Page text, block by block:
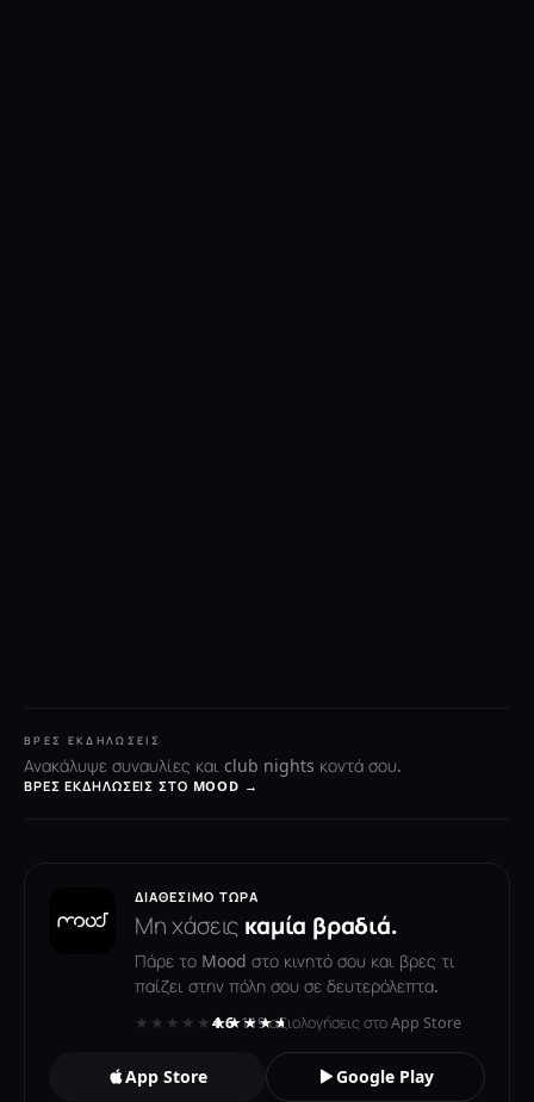
ΒΡΕΣ ΕΚΔΗΛΏΣΕΙΣ
Ανακάλυψε συναυλίες και club nights κοντά σου.
ΒΡΕΣ ΕΚΔΗΛΏΣΕΙΣ ΣΤΟ MOOD →
ΔΙΑΘΈΣΙΜΟ ΤΏΡΑ
Μη χάσεις καμία βραδιά.
Πάρε το Mood στο κινητό σου και βρες τι
παίζει στην πόλη σου σε δευτερόλεπτα.
★★★★★★★★★★
4.6· 119 αξιολογήσεις στο App Store
App Store Google Play